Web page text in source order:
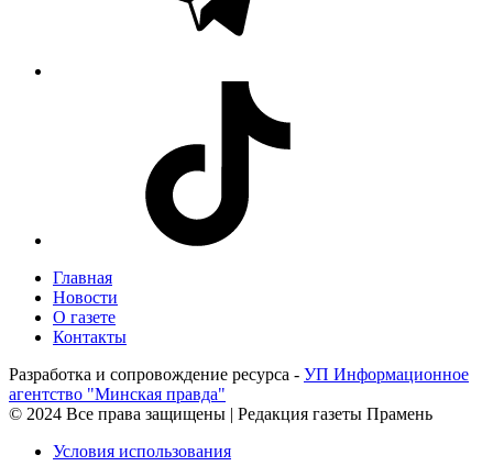
Главная
Новости
О газете
Контакты
Разработка и сопровождение ресурса - УП Информационное
агентство "Минская правда"
© 2024 Все права защищены | Редакция газеты Прамень
Условия использования